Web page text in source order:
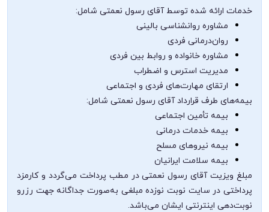
خدمات ارائه شده توسط آقای رسول نعمتی شامل:
مشاوره روانشناسی بالینی
روان‌درمانی فردی
مشاوره خانواده و روابط بین فردی
مدیریت استرس و اضطراب
ارتقای مهارت‌های فردی و اجتماعی
بیمه‌های طرف قرارداد آقای رسول نعمتی شامل:
بیمه تأمین اجتماعی
بیمه خدمات درمانی
بیمه نیروهای مسلح
بیمه سلامت ایرانیان
مبلغ ویزیت آقای رسول نعمتی در مطب پرداخت می‌گردد و کارمزد
پرداختی در سایت نوبت نوزده مبلغی به‌صورت جداگانه جهت رزرو
نوبت‌دهی اینترنتی ایشان می‌باشد.